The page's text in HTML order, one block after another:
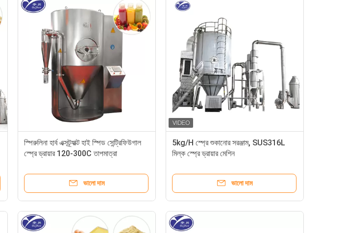
স্পিরুলিনা হার্ব এক্সট্র্যাক্ট হাই স্পিড সেন্ট্রিফিউগাল
স্প্রে ড্রায়ার 120-300C তাপমাত্রা
ভালো দাম
5kg/H স্প্রে শুকানোর সরঞ্জাম, SUS316L
মিল্ক স্প্রে ড্রায়ার মেশিন
ভালো দাম